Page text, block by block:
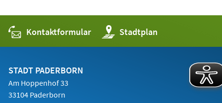
Kontaktformular Stadtplan
(Öffnet
in
einem
STADT PADERBORN
Am Hoppenhof 33
33104 Paderborn